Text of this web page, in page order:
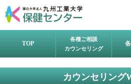
TOP
各種ご相談
カウンセリング
カウンセリング